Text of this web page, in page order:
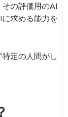
の評価用のAI
求める能力を
定の人間がし